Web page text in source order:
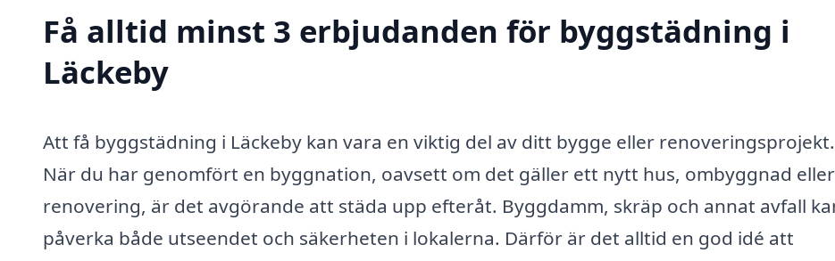
Få alltid minst 3 erbjudanden för byggstädning i
Läckeby
Att få byggstädning i Läckeby kan vara en viktig del av ditt bygge eller renoveringsprojekt.
När du har genomfört en byggnation, oavsett om det gäller ett nytt hus, ombyggnad eller
renovering, är det avgörande att städa upp efteråt. Byggdamm, skräp och annat avfall
påverka både utseendet och säkerheten i lokalerna. Därför är det alltid en god idé att